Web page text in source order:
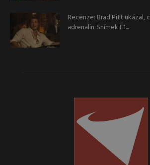
Recenze: Brad Pitt ukázal,
adrenalin. Snímek F1...